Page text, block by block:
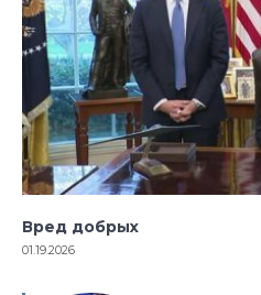
Вред добрых
01.19.2026